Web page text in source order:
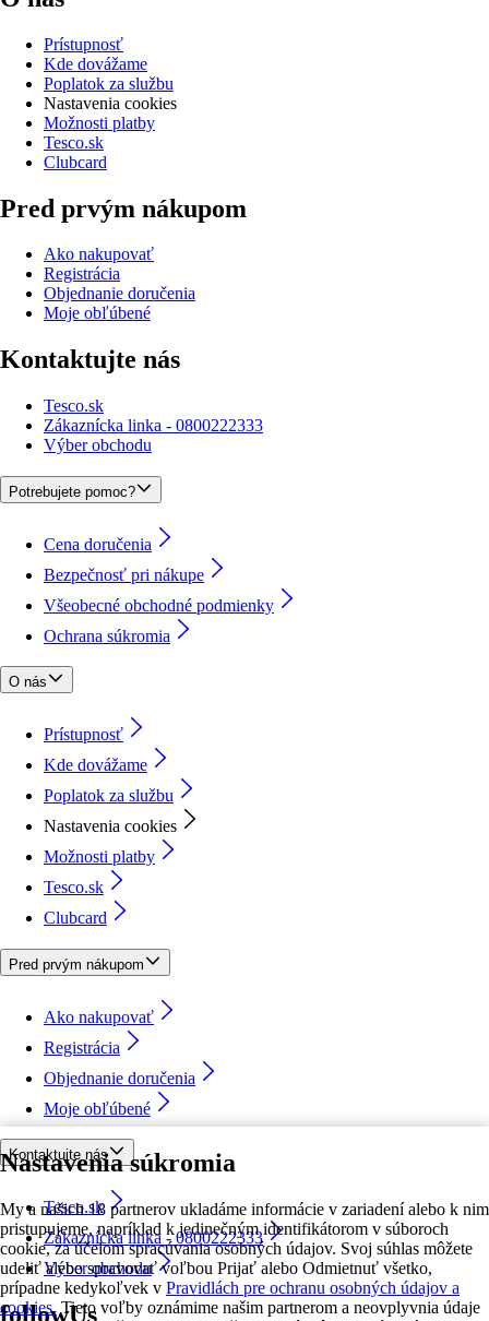
Nastavenia súkromia
My a našich 18 partnerov ukladáme informácie v zariadení alebo k nim
pristupujeme, napríklad k jedinečným identifikátorom v súboroch
cookie, za účelom spracúvania osobných údajov. Svoj súhlas môžete
udeliť alebo spravovať voľbou Prijať alebo Odmietnuť všetko,
prípadne kedykoľvek v Pravidlách pre ochranu osobných údajov a
cookies. Tieto voľby oznámime našim partnerom a neovplyvnia údaje
Prístupnosť
Kde dovážame
Poplatok za službu
Nastavenia cookies
Možnosti platby
Tesco.sk
Clubcard
Pred prvým nákupom
Ako nakupovať
Registrácia
Objednanie doručenia
Moje obľúbené
Kontaktujte nás
Tesco.sk
Zákaznícka linka - 0800222333
Výber obchodu
Potrebujete pomoc?
Cena doručenia
Bezpečnosť pri nákupe
Všeobecné obchodné podmienky
Ochrana súkromia
O nás
Prístupnosť
Kde dovážame
Poplatok za službu
Nastavenia cookies
Možnosti platby
Tesco.sk
Clubcard
Pred prvým nákupom
Ako nakupovať
Registrácia
Objednanie doručenia
Moje obľúbené
Kontaktujte nás
Tesco.sk
Zákaznícka linka - 0800222333
Výber obchodu
followUs